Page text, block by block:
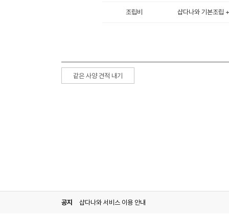
조립비 샵다나와 기본조립
같은 사양 견적 내기
공지 샵다나와 서비스 이용 안내